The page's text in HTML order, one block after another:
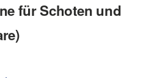
für Schoten und